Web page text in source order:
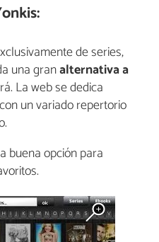
de series,
una granalternativa a
La web se dedica
un variado repertorio
buena opción para